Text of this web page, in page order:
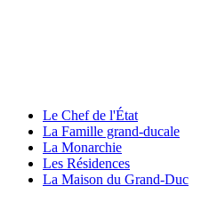
Le Chef de l'État
La Famille grand-ducale
La Monarchie
Les Résidences
La Maison du Grand-Duc